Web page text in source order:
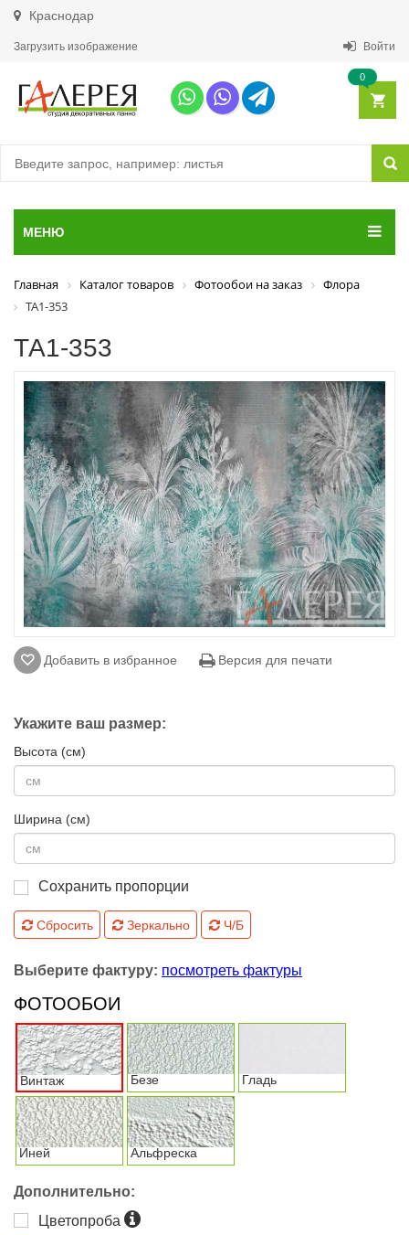
Краснодар
Загрузить изображение Войти
0
МЕНЮ
Главная Каталог товаров Фотообои на заказ
Флора
ТА1-353
ТА1-353
Добавить в избранное Версия для печати
Укажите ваш размер:
Высота (см)
Ширина (см)
Сохранить пропорции
Сбросить Зеркально Ч/Б
Выберите фактуру: посмотреть фактуры
ФОТООБОИ
Винтаж Безе Гладь
Иней Альфреска
Дополнительно:
Цветопроба